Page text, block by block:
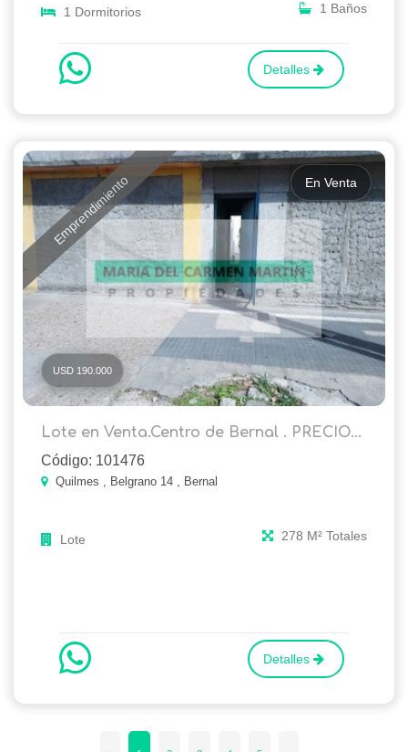
1 Dormitorios 1 Baños
Detalles
Emprendimiento En Venta
USD 190.000
Lote en Venta.Centro de Bernal . PRECIO...
Código: 101476
Quilmes , Belgrano 14 , Bernal
Lote 278 M² Totales
Detalles